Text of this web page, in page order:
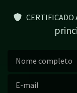
CERTIFICADO